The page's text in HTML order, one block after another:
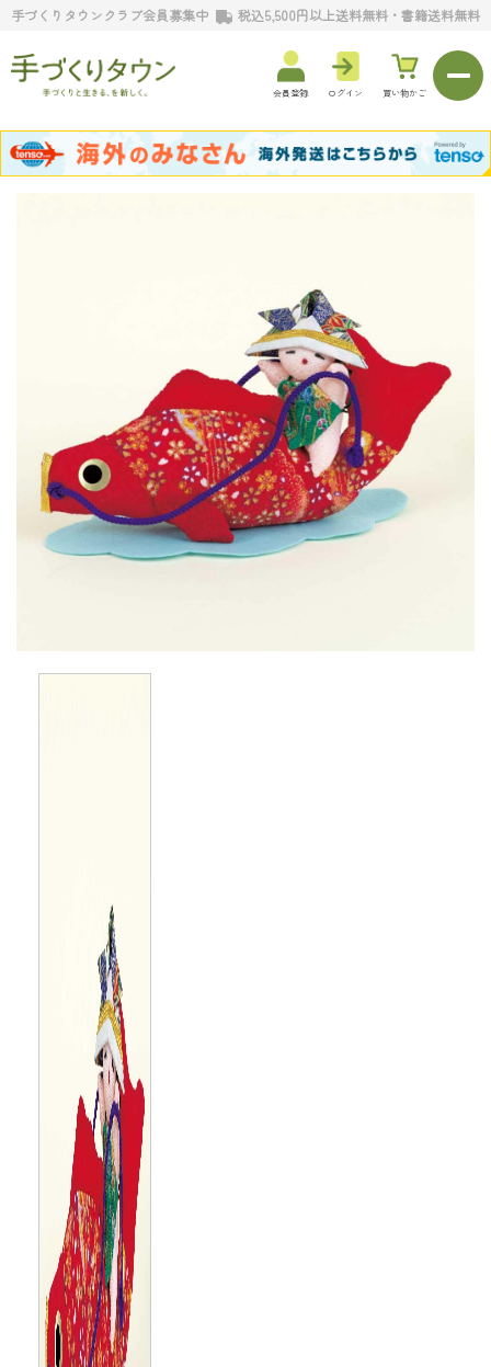
手づくりタウンクラブ会員募集中 税込5,500円以上送料無料・書籍送料無料
会員登録 ログイン 買い物かご